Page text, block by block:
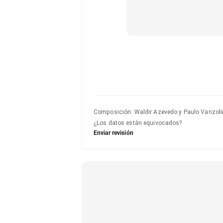
Composición: Waldir Azevedo y Paulo
¿Los datos están equivocados?
Enviar revisión